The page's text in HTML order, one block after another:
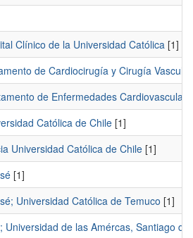
Clínico de la Universidad Católica [1]
de Cardiocirugía y Cirugía
de Enfermedades
Católica de Chile [1]
Universidad Católica de Chile [1]
[1]
Universidad Católica de Temuco [1]
Universidad de las Amércas, Santiago de